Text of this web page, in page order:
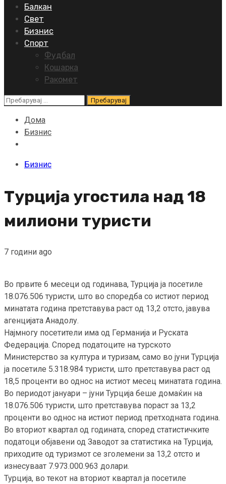
Балкан
Свет
Бизнис
Спорт
Фудбал
Кошарка
Ракомет
Пребарувај
Дома
Бизнис
Бизнис
Турција угостила над 18
милиони туристи
7 години ago
Во првите 6 месеци од годинава, Турција ја посетиле
18.076.506 туристи, што во споредба со истиот период
минатата година претставува раст од 13,2 отсто, јавува
агенцијата Анадолу.
Најмногу посетители има од Германија и Руската
Федерација. Според податоците на турското
Министерство за култура и туризам, само во јуни Турција
ја посетиле 5.318.984 туристи, што претставува раст од
18,5 проценти во однос на истиот месец минатата година.
Во периодот јануари – јуни Турција беше домаќин на
18.076.506 туристи, што претставува пораст за 13,2
проценти во однос на истиот период претходната година.
Во вториот квартал од годината, според статистичките
податоци објавени од Заводот за статистика на Турција,
приходите од туризмот се зголемени за 13,2 отсто и
изнесуваат 7.973.000.963 долари.
Турција, во текот на вториот квартал ја посетиле